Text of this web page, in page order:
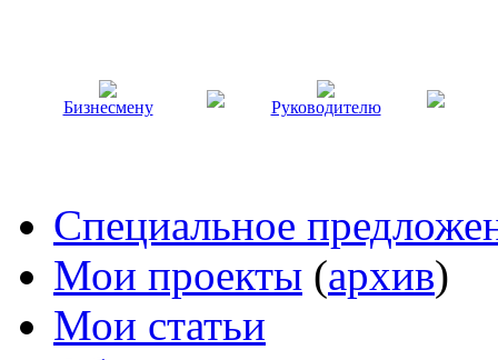
Бизнесмену Руководителю
Специальное
Мои проекты (архив)
Мои статьи